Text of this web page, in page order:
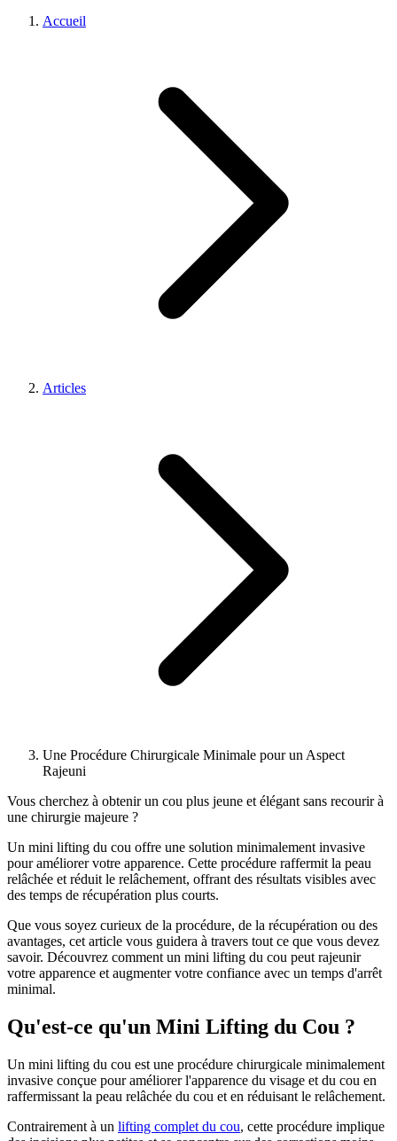
Accueil
Articles
Une Procédure Chirurgicale Minimale pour un Aspect
Rajeuni
Vous cherchez à obtenir un cou plus jeune et élégant sans recourir à
une chirurgie majeure ?
Un mini lifting du cou offre une solution minimalement invasive
pour améliorer votre apparence. Cette procédure raffermit la peau
relâchée et réduit le relâchement, offrant des résultats visibles avec
des temps de récupération plus courts.
Que vous soyez curieux de la procédure, de la récupération ou des
avantages, cet article vous guidera à travers tout ce que vous devez
savoir. Découvrez comment un mini lifting du cou peut rajeunir
votre apparence et augmenter votre confiance avec un temps d'arrêt
minimal.
Qu'est-ce qu'un Mini Lifting du Cou ?
Un mini lifting du cou est une procédure chirurgicale minimalement
invasive conçue pour améliorer l'apparence du visage et du cou en
raffermissant la peau relâchée du cou et en réduisant le relâchement.
Contrairement à un lifting complet du cou, cette procédure implique